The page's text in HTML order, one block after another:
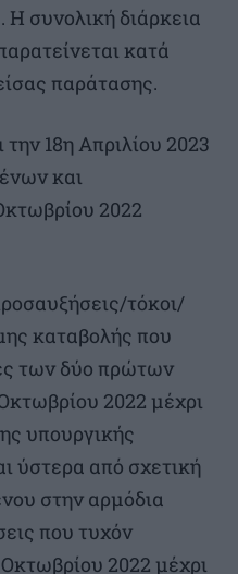
συνολική διάρκεια
κατά
παράτασης.
την 18η Απριλίου 2023
και
2022
τόκοι/
καταβολής που
των δύο πρώτων
2022 μέχρι
υπουργικής
ύστερα από σχετική
στην αρμόδια
που τυχόν
2022 μέχρι